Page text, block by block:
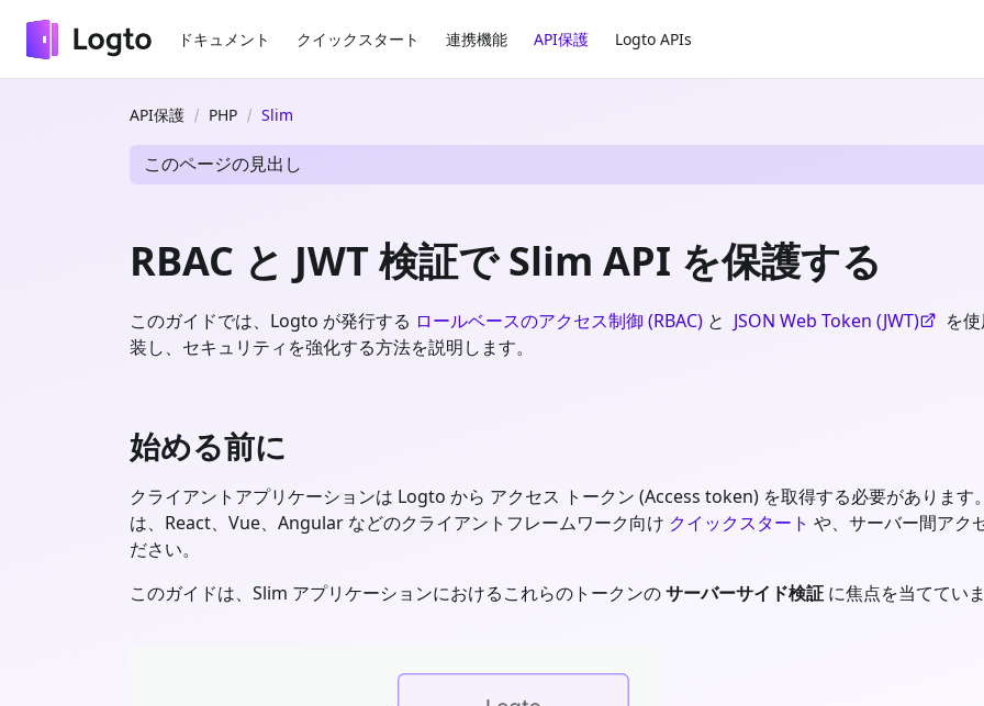
ドキュメント クイックスタート 連携機能 API保護 Logto APIs
API保護 PHP Slim
このページの見出し
RBAC と JWT 検証で Slim API を保護する
このガイドでは、Logto が発行する ロールベースのアクセス制御 (RBAC) と JSON Web Token (JWT)
を
装し、セキュリティを強化する方法を説明します。
始める前に
クライアントアプリケーションは Logto から アクセス トークン (Access token) を取得する必要がありま
は、React、Vue、Angular などのクライアントフレームワーク向け クイックスタート や、サーバー間アク
ださい。
このガイドは、 Slim アプリケーションにおけるこれらのトークンのサーバーサイド検証 に焦点を当ててい